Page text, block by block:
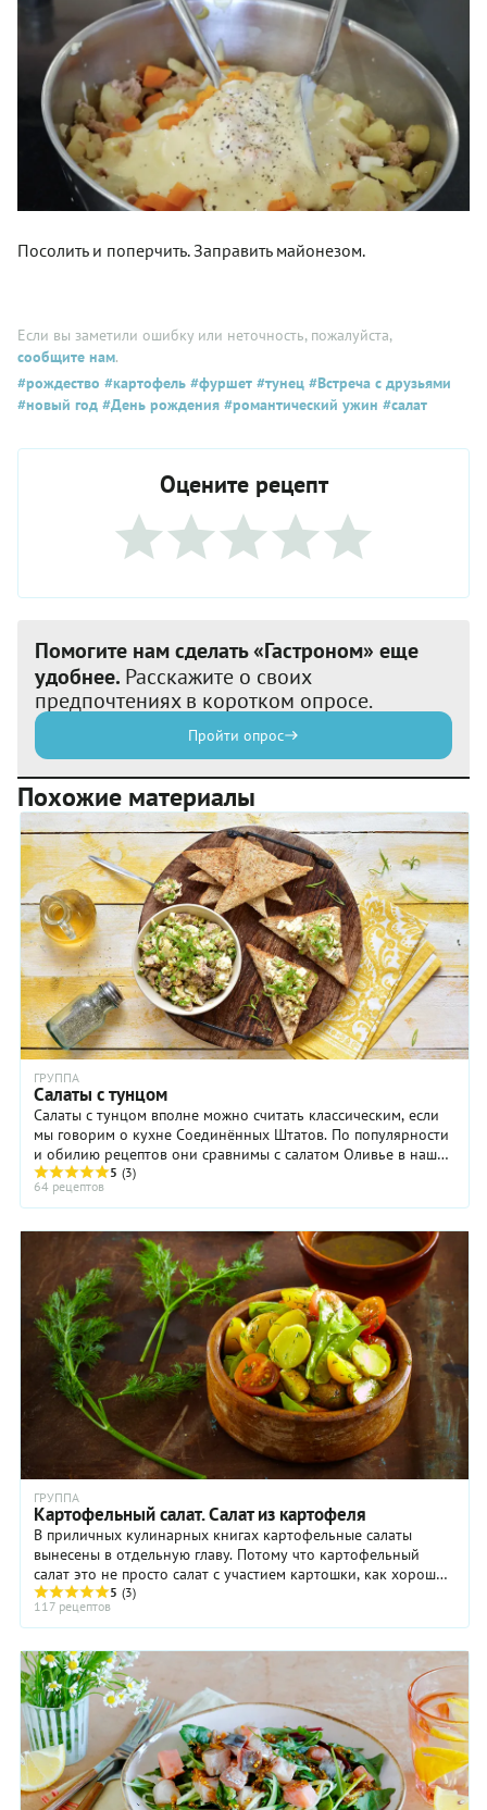
Посолить и поперчить. Заправить майонезом.
Если вы заметили ошибку или неточность, пожалуйста,
сообщите нам.
#рождество #картофель #фуршет #тунец #Встреча с друзьями
#новый год #День рождения #романтический ужин #салат
Оцените рецепт
Помогите нам сделать «Гастроном» еще
удобнее. Расскажите о своих
предпочтениях в коротком опросе.
Пройти опрос
Похожие материалы
ГРУППА
Салаты с тунцом
Салаты с тунцом вполне можно считать классическим, если
мы говорим о кухне Соединённых Штатов. По популярности
и обилию рецептов они сравнимы с салатом Оливье в нашей
стране. Однако в Великобритании, ...
5 (3)
64 рецептов
ГРУППА
Картофельный салат. Салат из картофеля
В приличных кулинарных книгах картофельные салаты
вынесены в отдельную главу. Потому что картофельный
салат это не просто салат с участием картошки, как хорошо
знакомый нам винегрет, оливье или ...
5 (3)
117 рецептов